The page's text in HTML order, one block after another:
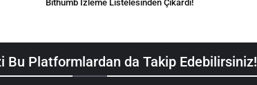
Bithumb İzleme Listelesinden Çıkardı!
Bu Platformlardan da Takip Edebilirsiniz!